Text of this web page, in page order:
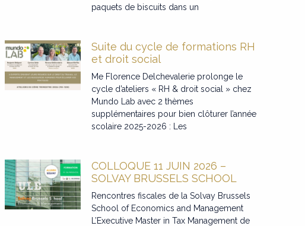
paquets de biscuits dans un
Suite du cycle de formations RH
et droit social
Me Florence Delchevalerie prolonge le
cycle d’ateliers « RH & droit social » chez
Mundo Lab avec 2 thèmes
supplémentaires pour bien clôturer l’année
scolaire 2025-2026 : Les
COLLOQUE 11 JUIN 2026 –
SOLVAY BRUSSELS SCHOOL
Rencontres fiscales de la Solvay Brussels
School of Economics and Management
L’Executive Master in Tax Management de